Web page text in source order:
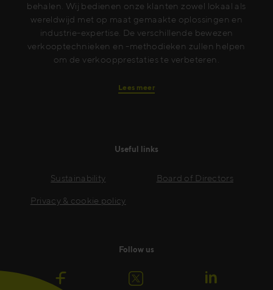
behalen. Wij bedienen onze klanten zowel lokaal als
wereldwijd met op maat gemaakte oplossingen en
industrie-expertise. De verschillende bewezen
verkooptechnieken en -methodieken zullen helpen
om de verkoopprestaties te verbeteren.
Lees meer
Useful links
Sustainability
Privacy & cookie policy
Board of Directors
Follow us